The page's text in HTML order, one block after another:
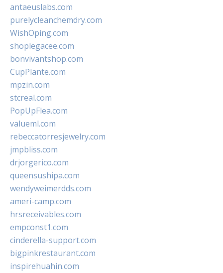
antaeuslabs.com
purelycleanchemdry.com
WishOping.com
shoplegacee.com
bonvivantshop.com
CupPlante.com
mpzin.com
stcreal.com
PopUpFlea.com
valueml.com
rebeccatorresjewelry.com
jmpbliss.com
drjorgerico.com
queensushipa.com
wendyweimerdds.com
ameri-camp.com
hrsreceivables.com
empconst1.com
cinderella-support.com
bigpinkrestaurant.com
inspirehuahin.com